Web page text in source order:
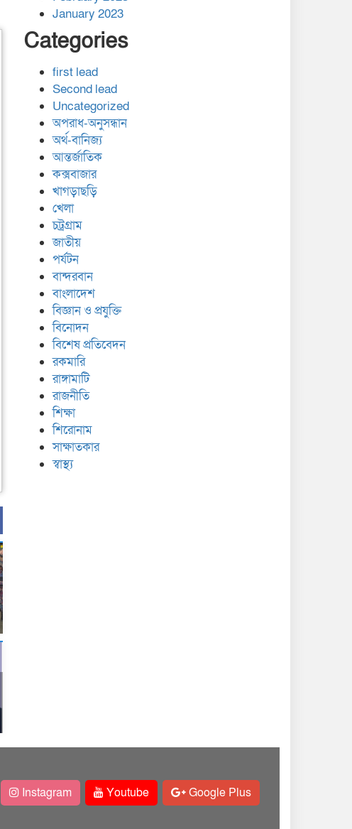
January 2023
Categories
first lead
Second lead
Uncategorized
অপরাধ-অনুসন্ধান
অর্থ-বানিজ্য
আন্তর্জাতিক
কক্সবাজার
খাগড়াছড়ি
খেলা
চট্রগ্রাম
জাতীয়
পর্যটন
বান্দরবান
বাংলাদেশ
বিজ্ঞান ও প্রযুক্তি
বিনোদন
বিশেষ প্রতিবেদন
রকমারি
রাঙ্গামাটি
রাজনীতি
শিক্ষা
শিরোনাম
সাক্ষাতকার
স্বাস্থ্য
Instagram Youtube Google Plus